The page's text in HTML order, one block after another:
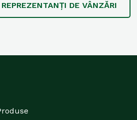
REPREZENTANȚI DE VÂNZĂRI